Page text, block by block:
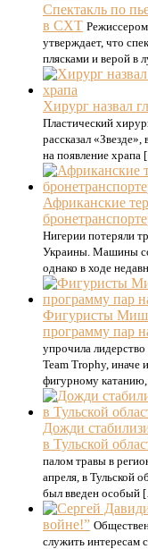
Спектакль по
в СХТ
утверждает, что
плясками и верой в
Хирург назвал
Пластический
рассказал
на появление
Африканские
Нигерии потеряли
Украины. Машины
однако в ходе
Фигуристы
программу пар
упрочила
Team Trophy, иначе
фигурному
Дожди
в Тульской
палом травы в
апреля, в Тульской
был введен особый
войне!”
служить интересам